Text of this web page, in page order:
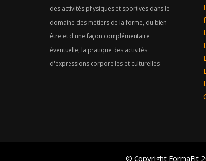
des activités physiques et sportives dans le
domaine des métiers de la forme, du bien-
être et d'une façon complémentaire
éventuelle, la pratique des activités
d'expressions corporelles et culturelles.
© Copyright FormaFit